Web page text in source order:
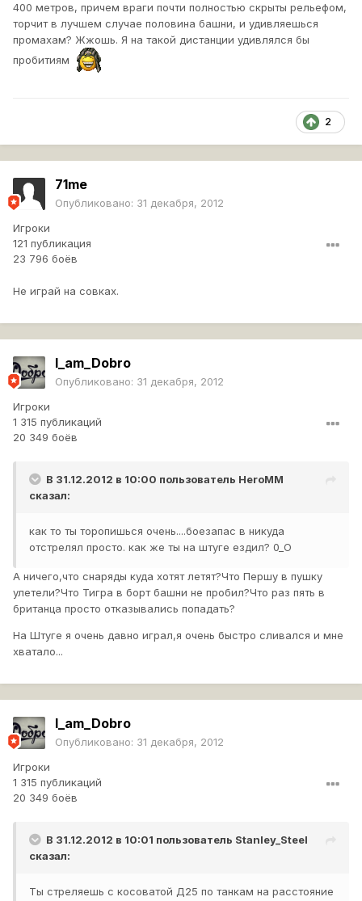
400 метров, причем враги почти полностью скрыты рельефом,
торчит в лучшем случае половина башни, и удивляешься
промахам? Жжошь. Я на такой дистанции удивлялся бы
пробитиям
2
71me
Опубликовано: 31 декабря, 2012
Игроки
121 публикация
23 796 боёв
Не играй на совках.
I_am_Dobro
Опубликовано: 31 декабря, 2012
Игроки
1 315 публикаций
20 349 боёв
В 31.12.2012 в 10:00 пользователь HeroMM
сказал:
как то ты торопишься очень....боезапас в никуда
отстрелял просто. как же ты на штуге ездил? 0_О
А ничего,что снаряды куда хотят летят?Что Першу в пушку
улетели?Что Тигра в борт башни не пробил?Что раз пять в
британца просто отказывались попадать?
На Штуге я очень давно играл,я очень быстро сливался и мне
хватало...
I_am_Dobro
Опубликовано: 31 декабря, 2012
Игроки
1 315 публикаций
20 349 боёв
В 31.12.2012 в 10:01 пользователь Stanley_Steel
сказал:
Ты стреляешь с косоватой Д25 по танкам на расстояние